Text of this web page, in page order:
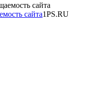
сайта1PS.RU